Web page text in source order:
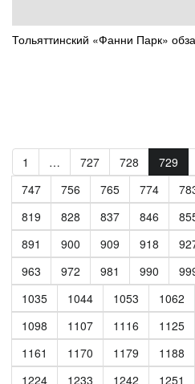
Тольяттинский «Фанни Парк»
1 … 727 728 729
747
756 765 774
819
828 837 846
891
900 909 918
963
972 981 990
1035
1044 1053 1062
1098
1107 1116 1125
1161
1170 1179 1188
1224
1233 1242 1251